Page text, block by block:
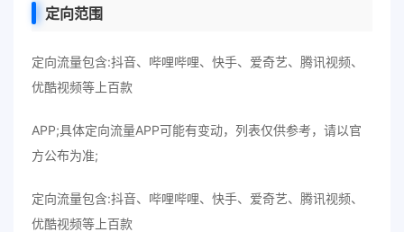
定向范围
定向流量包含:抖音、哔哩哔哩、快手、爱奇艺、腾讯视频、
优酷视频等上百款
APP;具体定向流量APP可能有变动，列表仅供参考，请以官
方公布为准;
定向流量包含:抖音、哔哩哔哩、快手、爱奇艺、腾讯视频、
优酷视频等上百款